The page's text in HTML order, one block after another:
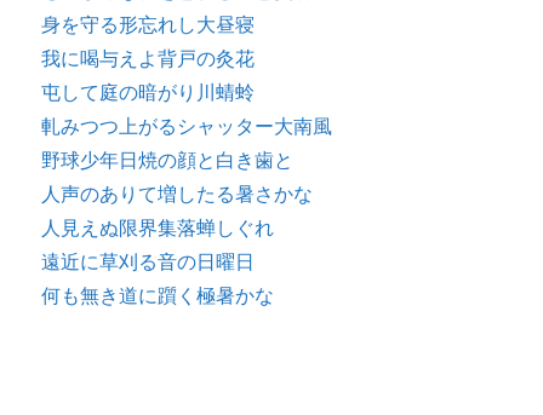
身を守る形忘れし大昼寝
我に喝与えよ背戸の灸花
屯して庭の暗がり川蜻蛉
軋みつつ上がるシャッター大南風
野球少年日焼の顔と白き歯と
人声のありて増したる暑さかな
人見えぬ限界集落蝉しぐれ
遠近に草刈る音の日曜日
何も無き道に躓く極暑かな